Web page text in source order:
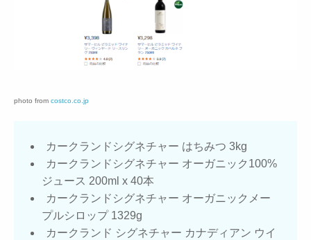
photo from costco.co.jp
カークランドシグネチャー はちみつ 3kg
カークランドシグネチャー オーガニック100%
ジュース 200ml x 40本
カークランドシグネチャー オーガニックメー
プルシロップ 1329g
カークランド シグネチャー カナディアン ウイ